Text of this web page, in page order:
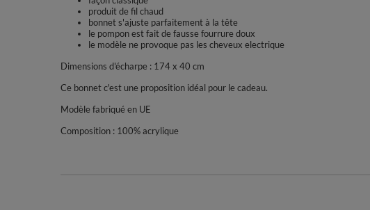
produit de fil chaud
bonnet s'ajuste parfaitement à la tête
le pompon est fait de fausse fourrure doux
le modèle ne provoque pas les cheveux electrique
Dimensions d'écharpe : 174 x 40 cm
Ce bonnet c'est une proposition idéal pour le cadeau.
Modèle fabriqué en UE
Composition : 100% acrylique